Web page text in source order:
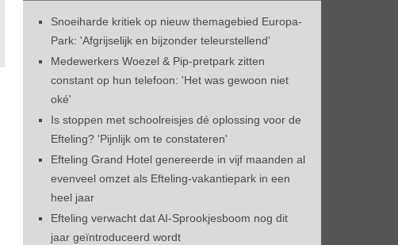
Snoeiharde kritiek op nieuw themagebied Europa-
Park: 'Afgrijselijk en bijzonder teleurstellend'
Medewerkers Woezel & Pip-pretpark zitten
constant op hun telefoon: 'Het was gewoon niet
oké'
Is stoppen met schoolreisjes dé oplossing voor de
Efteling? 'Pijnlijk om te constateren'
Efteling Grand Hotel genereerde in vijf maanden al
evenveel omzet als Efteling-vakantiepark in een
heel jaar
Efteling verwacht dat AI-Sprookjesboom nog dit
jaar geïntroduceerd wordt